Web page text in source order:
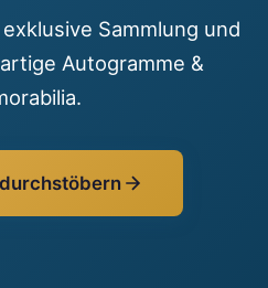
Sammlung und
Autogramme &